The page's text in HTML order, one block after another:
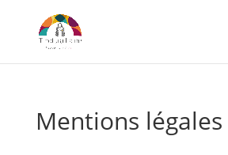
Mentions légales